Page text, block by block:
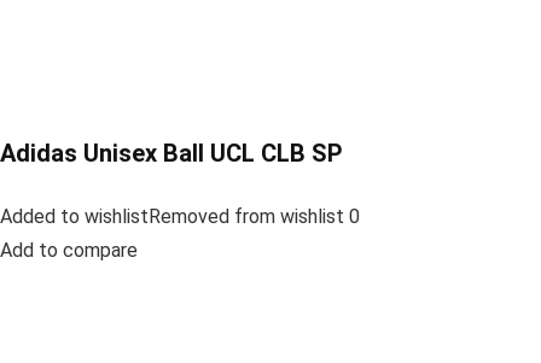
Adidas Unisex Ball UCL CLB SP
Added to wishlistRemoved from wishlist 0
Add to compare